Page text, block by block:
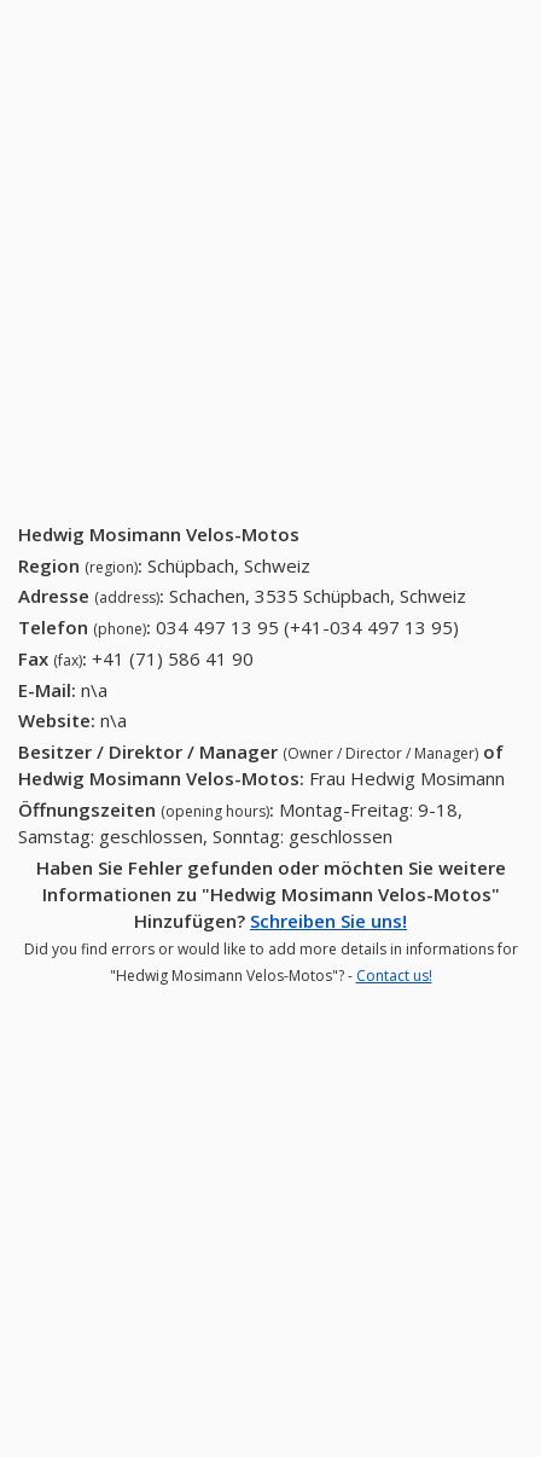
Hedwig Mosimann Velos-Motos
Region (region): Schüpbach, Schweiz
Adresse (address): Schachen, 3535 Schüpbach, Schweiz
Telefon (phone): 034 497 13 95 (+41-034 497 13 95)
Fax (fax): +41 (71) 586 41 90
E-Mail: n\a
Website: n\a
Besitzer / Direktor / Manager (Owner / Director / Manager) of
Hedwig Mosimann Velos-Motos: Frau Hedwig Mosimann
Öffnungszeiten (opening hours): Montag-Freitag: 9-18,
Samstag: geschlossen, Sonntag: geschlossen
Haben Sie Fehler gefunden oder möchten Sie weitere
Informationen zu "Hedwig Mosimann Velos-Motos"
Hinzufügen? Schreiben Sie uns!
Did you find errors or would like to add more details in informations for
"Hedwig Mosimann Velos-Motos"? - Contact us!